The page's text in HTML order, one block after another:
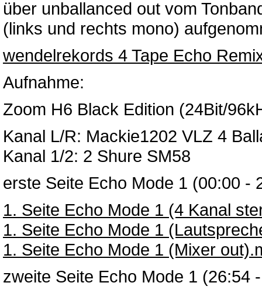
über unballanced out vom
(links und rechts mono)
wendelrekords 4 Tape Echo
Aufnahme:
Zoom H6 Black Edition (24Bit/
Kanal L/R: Mackie1202 VLZ 4
Kanal 1/2: 2 Shure SM58
erste Seite Echo Mode 1 (00:00 -
1. Seite Echo Mode 1 (4 Kanal
1. Seite Echo Mode 1
1. Seite Echo Mode 1 (Mixer
zweite Seite Echo Mode 1 (26:54